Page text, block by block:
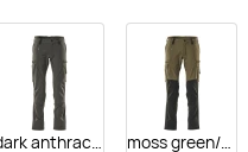
dark anthracite moss green/black